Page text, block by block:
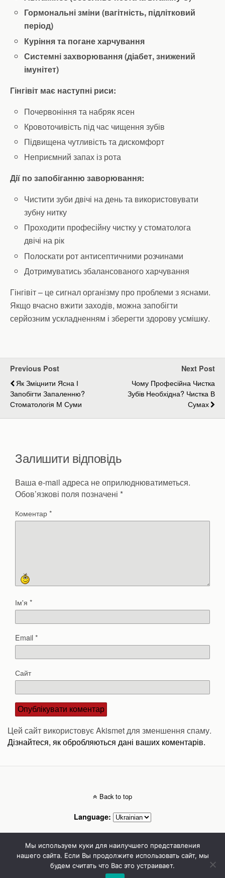
Гормональні зміни (вагітність, підлітковий
період)
Куріння та погане харчування
Системні захворювання (діабет, знижений
імунітет)
Гінгівіт має наступні риси:
Почервоніння та набряк ясен
Кровоточивість під час чищення зубів
Підвищена чутливість та дискомфорт
Неприємний запах із рота
Дії по запобіганню заворювання:
Чистити зуби двічі на день та використовувати
зубну нитку
Проходити професійну чистку у стоматолога
двічі на рік
Полоскати рот антисептичними розчинами
Дотримуватись збалансованого харчування
Гінгівіт – це сигнал організму про проблеми з яснами.
Якщо вчасно вжити заходів, можна запобігти
серйозним ускладненням і зберегти здорову усмішку.
Previous Post
Як Зміцнити Ясна І
Запобігти Запаленню?
Стоматологія М Суми
Next Post
Чому Професійна Чистка
Зубів Необхідна? Чистка В
Сумах
Залишити відповідь
Ваша e-mail адреса не оприлюднюватиметься.
Обов’язкові поля позначені *
Коментар*
Ім'я *
Email*
Сайт
Цей сайт використовує Akismet для зменшення спаму.
Дізнайтеся, як обробляються дані ваших коментарів.
Back to top
Language:
Mobile Desktop
Стоматолог Сумы, стоматологические клиники Сумы, детская стоматология в
Сумах. | Частная стоматология Сумы
Мы используем куки для наилучшего представления
нашего сайта. Если Вы продолжите использовать сайт, мы
будем считать что Вас это устраивает.